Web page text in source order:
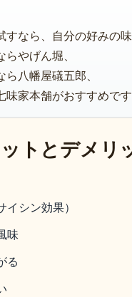
すなら、自分の好みの
やげん堀、
八幡屋礒五郎、
味家本舗がおすすめで
トとデメリ
シン効果）
味
る